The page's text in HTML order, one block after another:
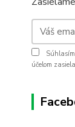
účelom